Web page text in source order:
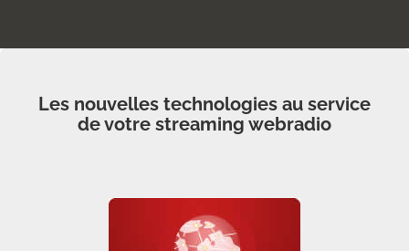
Les nouvelles technologies au service
de votre streaming webradio